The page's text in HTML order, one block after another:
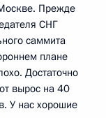
Прежде
СНГ
саммита
плане
Достаточно
вырос на 40
У нас хорошие